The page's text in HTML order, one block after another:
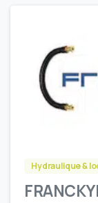
Hydraulique &